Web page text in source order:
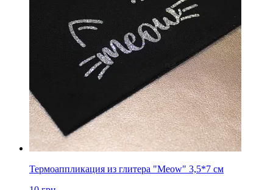
Термоаппликация из глитера "Meow" 3,5*7 см